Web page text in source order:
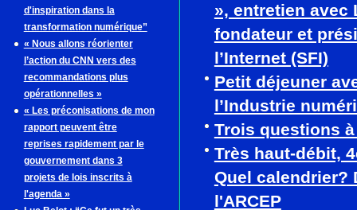
d'inspiration dans la
transformation numérique”
« Nous allons réorienter
l’action du CNN vers des
recommandations plus
opérationnelles »
« Les préconisations de mon
rapport peuvent être
reprises rapidement par le
gouvernement dans 3
projets de lois inscrits à
l'agenda »
», entretien avec
fondateur et
l’Internet (SFI)
Petit déjeuner
l’Industrie
Trois questions
Très haut-débit,
Quel calendrier?
l'ARCEP